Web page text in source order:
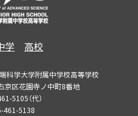
学 高校
科学大学附属中学校高等学校
区花園寺ノ中町8番地
5105（代）
461-5138